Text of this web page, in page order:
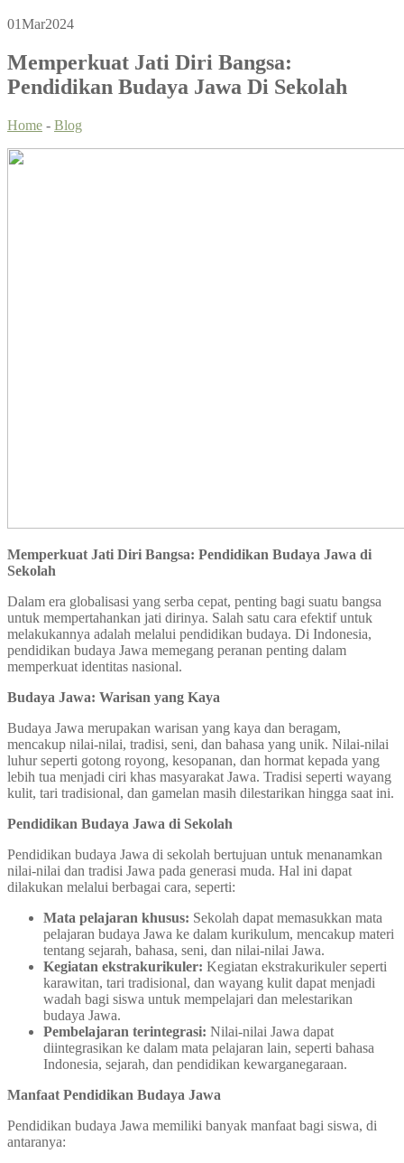
01Mar2024
Memperkuat Jati Diri Bangsa:
Pendidikan Budaya Jawa Di Sekolah
Home - Blog
Memperkuat Jati Diri Bangsa: Pendidikan Budaya Jawa di
Sekolah
Dalam era globalisasi yang serba cepat, penting bagi suatu bangsa
untuk mempertahankan jati dirinya. Salah satu cara efektif untuk
melakukannya adalah melalui pendidikan budaya. Di Indonesia,
pendidikan budaya Jawa memegang peranan penting dalam
memperkuat identitas nasional.
Budaya Jawa: Warisan yang Kaya
Budaya Jawa merupakan warisan yang kaya dan beragam,
mencakup nilai-nilai, tradisi, seni, dan bahasa yang unik. Nilai-nilai
luhur seperti gotong royong, kesopanan, dan hormat kepada yang
lebih tua menjadi ciri khas masyarakat Jawa. Tradisi seperti wayang
kulit, tari tradisional, dan gamelan masih dilestarikan hingga saat ini.
Pendidikan Budaya Jawa di Sekolah
Pendidikan budaya Jawa di sekolah bertujuan untuk menanamkan
nilai-nilai dan tradisi Jawa pada generasi muda. Hal ini dapat
dilakukan melalui berbagai cara, seperti:
Mata pelajaran khusus: Sekolah dapat memasukkan mata
pelajaran budaya Jawa ke dalam kurikulum, mencakup materi
tentang sejarah, bahasa, seni, dan nilai-nilai Jawa.
Kegiatan ekstrakurikuler: Kegiatan ekstrakurikuler seperti
karawitan, tari tradisional, dan wayang kulit dapat menjadi
wadah bagi siswa untuk mempelajari dan melestarikan
budaya Jawa.
Pembelajaran terintegrasi: Nilai-nilai Jawa dapat
diintegrasikan ke dalam mata pelajaran lain, seperti bahasa
Indonesia, sejarah, dan pendidikan kewarganegaraan.
Manfaat Pendidikan Budaya Jawa
Pendidikan budaya Jawa memiliki banyak manfaat bagi siswa, di
antaranya: